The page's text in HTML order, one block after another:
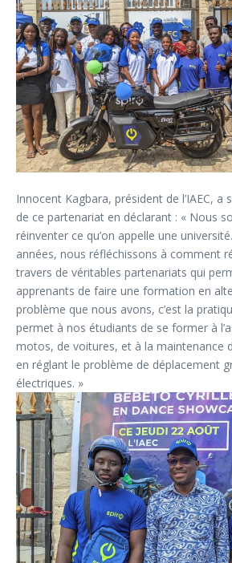
Innocent Kagbara, président de l’IAEC, a
de ce partenariat en déclarant : « Nous
réinventer ce qu’on appelle une
années, nous réfléchissons à comment
travers de véritables partenariats qui
apprenants de faire une formation en
problème que nous avons, c’est la
permet à nos étudiants de se former à
motos, de voitures, et à la maintenance
en réglant le problème de déplacement
électriques. »